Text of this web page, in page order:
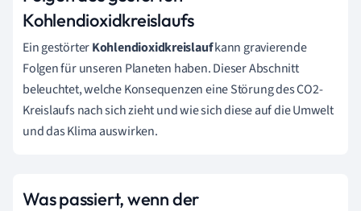
Kohlendioxidkreislaufs
Ein gestörterKohlendioxidkreislaufkann gravierende
Folgen für unseren Planeten haben. Dieser Abschnitt
beleuchtet, welche Konsequenzen eine Störung des CO2-
Kreislaufs nach sich zieht und wie sich diese auf die Umwelt
und das Klima auswirken.
Was passiert, wenn der